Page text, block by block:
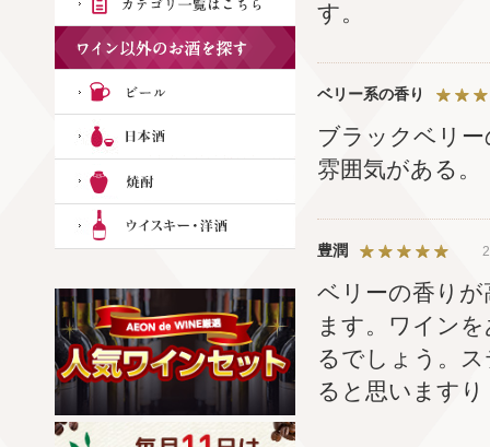
す。
ベリー系の香り
ブラックベリ
雰囲気がある。
豊潤
ベリーの香り
ます。ワイン
るでしょう。
ると思いますり